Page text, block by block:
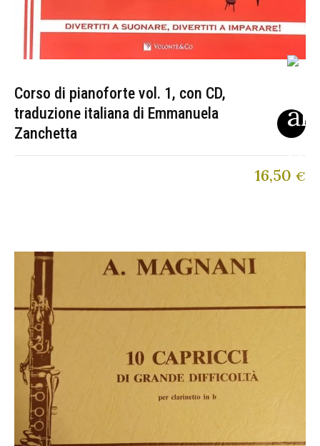
Corso di pianoforte vol. 1, con CD,
traduzione italiana di Emmanuela
Zanchetta
16,50 €